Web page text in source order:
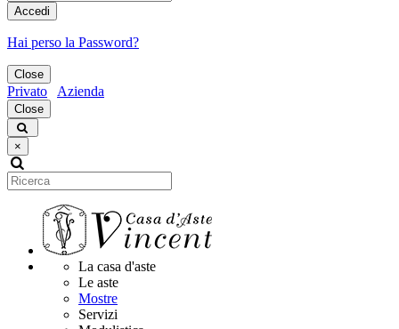
Accedi
Hai perso la Password?
Close
Privato Azienda
Close
×
La casa d'aste
Le aste
Mostre
Servizi